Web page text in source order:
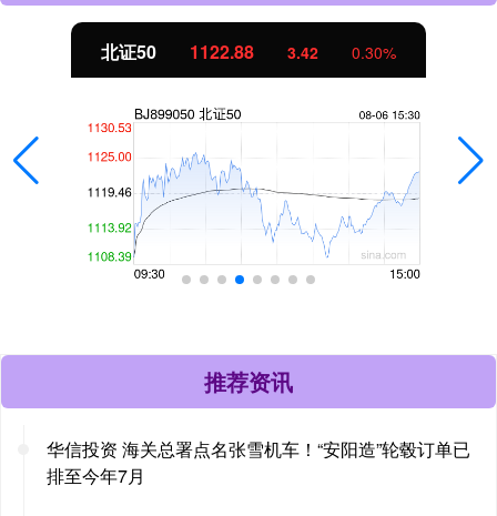
北证50 1122.88 3.42 0.30%
推荐资讯
华信投资 海关总署点名张雪机车！“安阳造”轮毂订单已
排至今年7月